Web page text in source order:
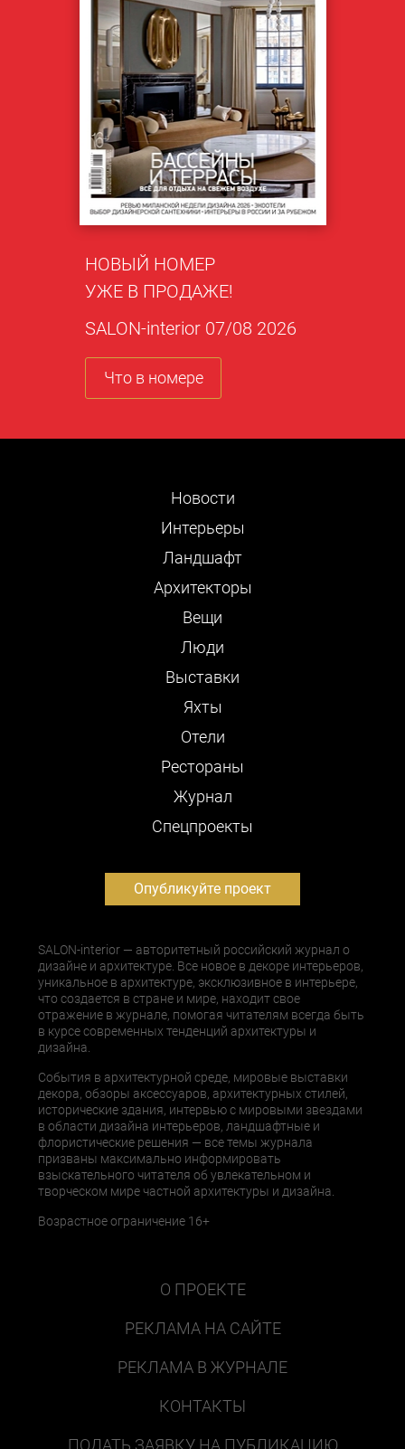
НОВЫЙ НОМЕР
УЖЕ В ПРОДАЖЕ!
SALON-interior 07/08 2026
Что в номере
Новости
Интерьеры
Ландшафт
Архитекторы
Вещи
Люди
Выставки
Яхты
Отели
Рестораны
Журнал
Cпецпроекты
Опубликуйте проект
SALON-interior — авторитетный российский журнал о
дизайне и архитектуре. Все новое в декоре интерьеров,
уникальное в архитектуре, эксклюзивное в интерьере,
что создается в стране и мире, находит свое
отражение в журнале, помогая читателям всегда быть
в курсе современных тенденций архитектуры и
дизайна.
События в архитектурной среде, мировые выставки
декора, обзоры аксессуаров, архитектурных стилей,
исторические здания, интервью с мировыми звездами
в области дизайна интерьеров, ландшафтные и
флористические решения — все темы журнала
призваны максимально информировать
взыскательного читателя об увлекательном и
творческом мире частной архитектуры и дизайна.
Возрастное ограничение 16+
О ПРОЕКТЕ
РЕКЛАМА НА САЙТЕ
РЕКЛАМА В ЖУРНАЛЕ
КОНТАКТЫ
ПОДАТЬ ЗАЯВКУ НА ПУБЛИКАЦИЮ